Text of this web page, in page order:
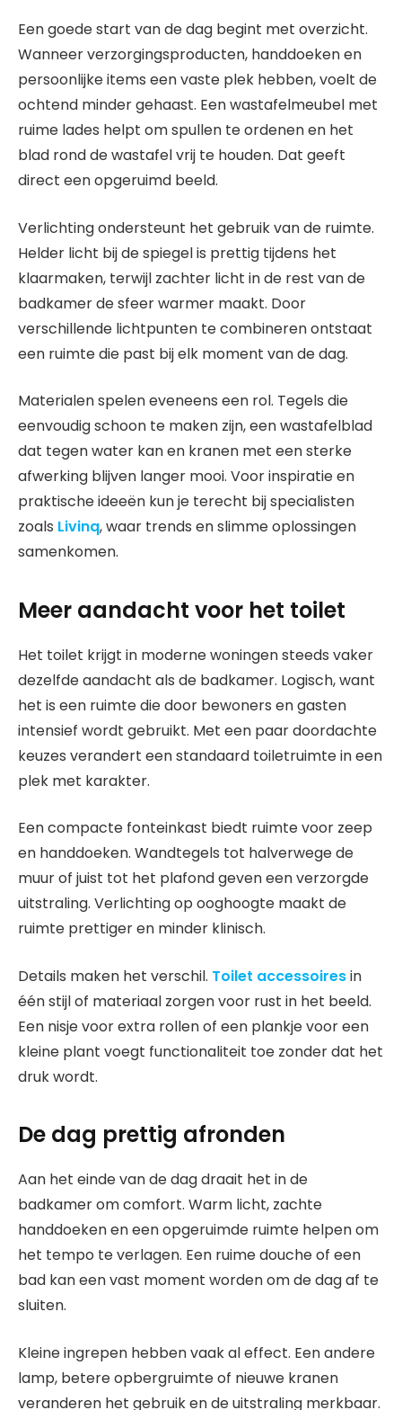
Een goede start van de dag begint met overzicht.
Wanneer verzorgingsproducten, handdoeken en
persoonlijke items een vaste plek hebben, voelt de
ochtend minder gehaast. Een wastafelmeubel met
ruime lades helpt om spullen te ordenen en het
blad rond de wastafel vrij te houden. Dat geeft
direct een opgeruimd beeld.
Verlichting ondersteunt het gebruik van de ruimte.
Helder licht bij de spiegel is prettig tijdens het
klaarmaken, terwijl zachter licht in de rest van de
badkamer de sfeer warmer maakt. Door
verschillende lichtpunten te combineren ontstaat
een ruimte die past bij elk moment van de dag.
Materialen spelen eveneens een rol. Tegels die
eenvoudig schoon te maken zijn, een wastafelblad
dat tegen water kan en kranen met een sterke
afwerking blijven langer mooi. Voor inspiratie en
praktische ideeën kun je terecht bij specialisten
zoals Livinq, waar trends en slimme oplossingen
samenkomen.
Meer aandacht voor het toilet
Het toilet krijgt in moderne woningen steeds vaker
dezelfde aandacht als de badkamer. Logisch, want
het is een ruimte die door bewoners en gasten
intensief wordt gebruikt. Met een paar doordachte
keuzes verandert een standaard toiletruimte in een
plek met karakter.
Een compacte fonteinkast biedt ruimte voor zeep
en handdoeken. Wandtegels tot halverwege de
muur of juist tot het plafond geven een verzorgde
uitstraling. Verlichting op ooghoogte maakt de
ruimte prettiger en minder klinisch.
Details maken het verschil. Toilet accessoiresin
één stijl of materiaal zorgen voor rust in het beeld.
Een nisje voor extra rollen of een plankje voor een
kleine plant voegt functionaliteit toe zonder dat het
druk wordt.
De dag prettig afronden
Aan het einde van de dag draait het in de
badkamer om comfort. Warm licht, zachte
handdoeken en een opgeruimde ruimte helpen om
het tempo te verlagen. Een ruime douche of een
bad kan een vast moment worden om de dag af te
sluiten.
Kleine ingrepen hebben vaak al effect. Een andere
lamp, betere opbergruimte of nieuwe kranen
veranderen het gebruik en de uitstraling merkbaar.